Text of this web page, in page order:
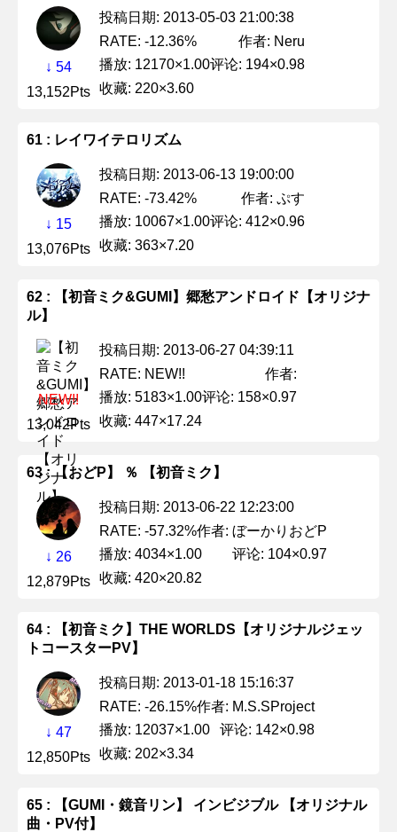
↓ 54
13,152Pts
投稿日期: 2013-05-03 21:00:38
RATE: -12.36%
作者: Neru
播放: 12170×1.00评论: 194×0.98
收藏: 220×3.60
61 : レイワイテロリズム
↓ 15
13,076Pts
投稿日期: 2013-06-13 19:00:00
RATE: -73.42%
作者: ぷす
播放: 10067×1.00评论: 412×0.96
收藏: 363×7.20
62 : 【初音ミク&GUMI】郷愁アンドロイド【オリジナ
ル】
NEW!!
13,042Pts
投稿日期: 2013-06-27 04:39:11
RATE: NEW!!
作者:
播放: 5183×1.00评论: 158×0.97
收藏: 447×17.24
63 : 【おどP】 ％ 【初音ミク】
↓ 26
12,879Pts
投稿日期: 2013-06-22 12:23:00
RATE: -57.32%作者: ぼーかりおどP
播放: 4034×1.00
评论: 104×0.97
收藏: 420×20.82
64 : 【初音ミク】THE WORLDS【オリジナルジェッ
トコースターPV】
↓ 47
12,850Pts
投稿日期: 2013-01-18 15:16:37
RATE: -26.15%作者: M.S.SProject
播放: 12037×1.00
评论: 142×0.98
收藏: 202×3.34
65 : 【GUMI・鏡音リン】 インビジブル 【オリジナル
曲・PV付】